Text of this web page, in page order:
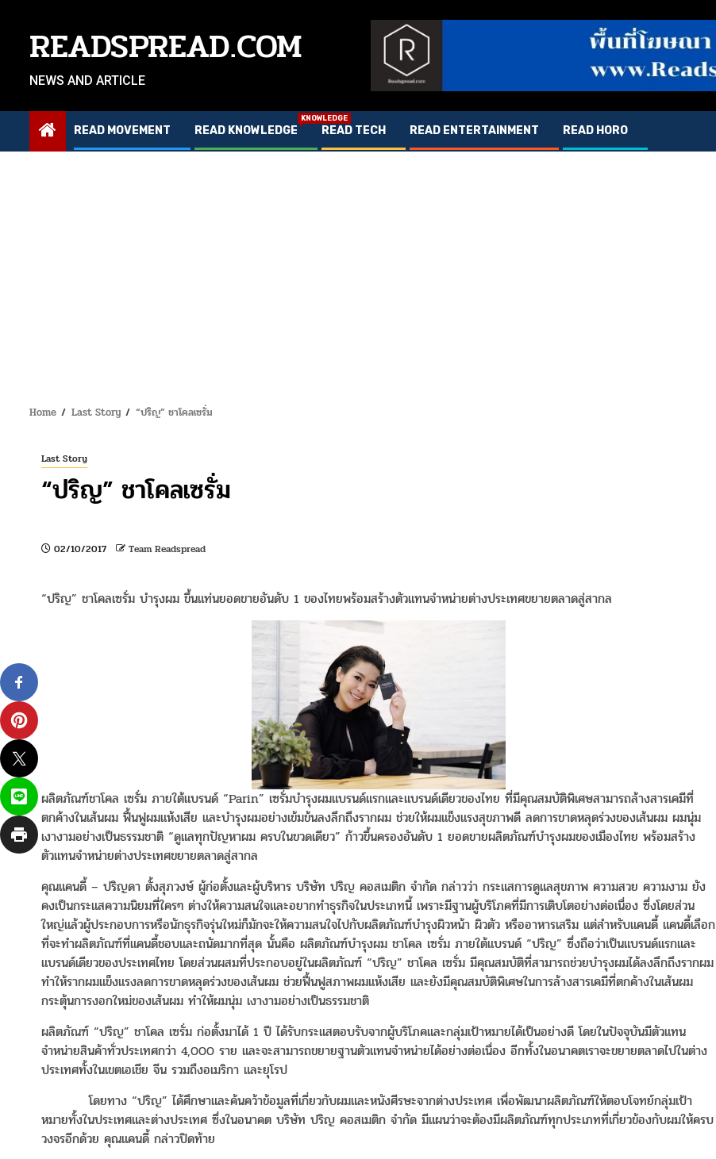
contentREADSPREAD.COM
NEWS AND ARTICLE
READ MOVEMENT READ KNOWLEDGE
KNOWLEDGE
READ TECH READ ENTERTAINMENT READ HORO
Home Last Story “ปริญ” ชาโคลเซรั่ม
Last Story
“ปริญ” ชาโคลเซรั่ม
02/10/2017 Team Readspread
“ปริญ” ชาโคลเซรั่ม บำรุงผม ขึ้นแท่นยอดขายอันดับ 1 ของไทยพร้อมสร้างตัวแทนจำหน่ายต่างประเทศขยายตลาดสู่สากล
ผลิตภัณฑ์ชาโคล เซรั่ม ภายใต้แบรนด์ “Parin” เซรั่มบำรุงผมแบรนด์แรกและแบรนด์เดียวของไทย ที่มีคุณสมบัติพิเศษสามารถล้างสารเคมีที่
ตกค้างในเส้นผม ฟื้นฟูผมแห้งเสีย และบำรุงผมอย่างเข้มข้นลงลึกถึงรากผม ช่วยให้ผมแข็งแรงสุขภาพดี ลดการขาดหลุดร่วงของเส้นผม ผมนุ่ม
เงางามอย่างเป็นธรรมชาติ “ดูแลทุกปัญหาผม ครบในขวดเดียว” ก้าวขึ้นครองอันดับ 1 ยอดขายผลิตภัณฑ์บำรุงผมของเมืองไทย พร้อมสร้าง
ตัวแทนจำหน่ายต่างประเทศขยายตลาดสู่สากล
คุณแคนดี้ – ปริญดา ตั้งสุภวงษ์ ผู้ก่อตั้งและผู้บริหาร บริษัท ปริญ คอสเมติก จำกัด กล่าวว่า กระแสการดูแลสุขภาพ ความสวย ความงาม ยัง
คงเป็นกระแสความนิยมที่ใครๆ ต่างให้ความสนใจและอยากทำธุรกิจในประเภทนี้ เพราะมีฐานผู้บริโภคที่มีการเติบโตอย่างต่อเนื่อง ซึ่งโดยส่วน
ใหญ่แล้วผู้ประกอบการหรือนักธุรกิจรุ่นใหม่ก็มักจะให้ความสนใจไปกับผลิตภัณฑ์บำรุงผิวหน้า ผิวตัว หรืออาหารเสริม แต่สำหรับแคนดี้ แคนดี้เลือก
ที่จะทำผลิตภัณฑ์ที่แคนดี้ชอบและถนัดมากที่สุด นั้นคือ ผลิตภัณฑ์บำรุงผม ชาโคล เซรั่ม ภายใต้แบรนด์ “ปริญ” ซึ่งถือว่าเป็นแบรนด์แรกและ
แบรนด์เดียวของประเทศไทย โดยส่วนผสมที่ประกอบอยู่ในผลิตภัณฑ์ “ปริญ” ชาโคล เซรั่ม มีคุณสมบัติที่สามารถช่วยบำรุงผมได้ลงลึกถึงรากผม
ทำให้รากผมแข็งแรงลดการขาดหลุดร่วงของเส้นผม ช่วยฟื้นฟูสภาพผมแห้งเสีย และยังมีคุณสมบัติพิเศษในการล้างสารเคมีที่ตกค้างในเส้นผม
กระตุ้นการงอกใหม่ของเส้นผม ทำให้ผมนุ่ม เงางามอย่างเป็นธรรมชาติ
ผลิตภัณฑ์ “ปริญ” ชาโคล เซรั่ม ก่อตั้งมาได้ 1 ปี ได้รับกระแสตอบรับจากผู้บริโภคและกลุ่มเป้าหมายได้เป็นอย่างดี โดยในปัจจุบันมีตัวแทน
จำหน่ายสินค้าทั่วประเทศกว่า 4,000 ราย และจะสามารถขยายฐานตัวแทนจำหน่ายได้อย่างต่อเนื่อง อีกทั้งในอนาคตเราจะขยายตลาดไปในต่าง
ประเทศทั้งในเขตเอเชีย จีน รวมถืงอเมริกา และยุโรป
โดยทาง “ปริญ” ได้ศึกษาและค้นคว้าข้อมูลที่เกี่ยวกับผมและหนังศีรษะจากต่างประเทศ เพื่อพัฒนาผลิตภัณฑ์ให้ตอบโจทย์กลุ่มเป้า
หมายทั้งในประเทศและต่างประเทศ ซึ่งในอนาคต บริษัท ปริญ คอสเมติก จำกัด มีแผนว่าจะต้องมีผลิตภัณฑ์ทุกประเภทที่เกี่ยวข้องกับผมให้ครบ
วงจรอีกด้วย คุณแคนดี้ กล่าวปิดท้าย